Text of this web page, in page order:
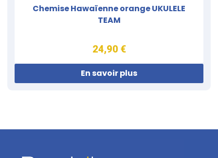
Chemise Hawaïenne orange UKULELE
TEAM
24,90 €
En savoir plus